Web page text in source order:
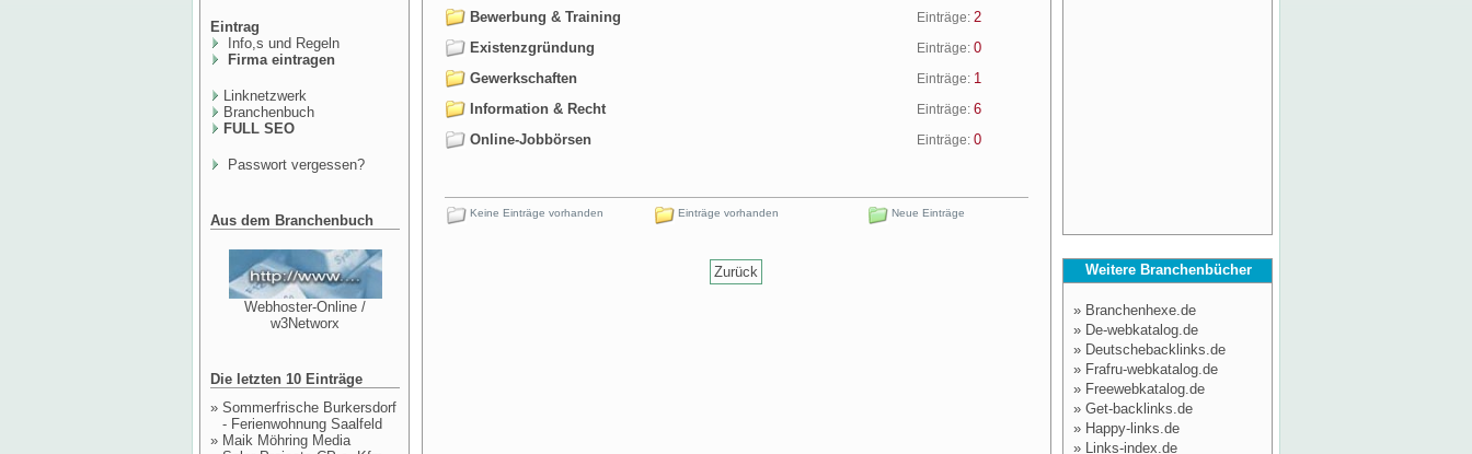
Eintrag
Info,s und Regeln
Firma eintragen
Linknetzwerk
Branchenbuch
FULL SEO
Passwort vergessen?
Aus dem Branchenbuch
Webhoster-Online /
w3Networx
Die letzten 10 Einträge
» Sommerfrische Burkersdorf
- Ferienwohnung Saalfeld
» Maik Möhring Media
Bewerbung & Training
Einträge: 2
Existenzgründung
Einträge: 0
Gewerkschaften
Einträge: 1
Information & Recht
Einträge: 6
Online-Jobbörsen
Einträge: 0
Keine Einträge vorhanden Einträge vorhanden Neue Einträge
Zurück Weitere Branchenbücher
» Branchenhexe.de
» De-webkatalog.de
» Deutschebacklinks.de
» Frafru-webkatalog.de
» Freewebkatalog.de
» Get-backlinks.de
» Happy-links.de
» Links-index.de